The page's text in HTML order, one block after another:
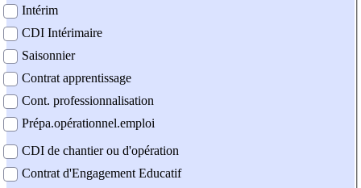
Intérim
CDI Intérimaire
Saisonnier
Contrat apprentissage
Cont. professionnalisation
Prépa.opérationnel.emploi
CDI de chantier ou d'opération
Contrat d'Engagement Educatif